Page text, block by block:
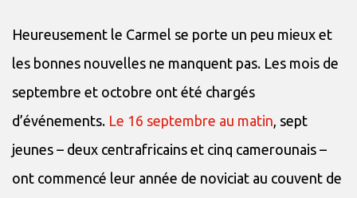
Heureusement le Carmel se porte un peu mieux et
les bonnes nouvelles ne manquent pas. Les mois de
septembre et octobre ont été chargés
d’événements. Le 16 septembre au matin, sept
jeunes – deux centrafricains et cinq camerounais –
ont commencé leur année de noviciat au couvent de